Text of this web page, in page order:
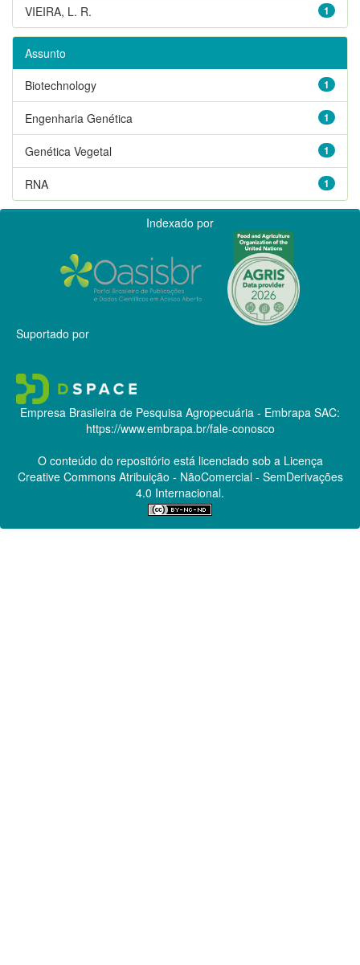
1
VIEIRA, L. R.
Assunto
1
Biotechnology
1
Engenharia Genética
1
Genética Vegetal
1
RNA
Indexado por
Suportado por
Empresa Brasileira de Pesquisa Agropecuária - Embrapa SAC:
https://www.embrapa.br/fale-conosco
O conteúdo do repositório está licenciado sob a Licença
Creative CommonsAtribuição - NãoComercial - SemDerivações
4.0 Internacional.